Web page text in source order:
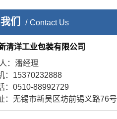
们 Contact Us
清洋工业包装有限公司
：潘经理
：15370232888
：0510-88992729
：无锡市新吴区坊前锡义路76号